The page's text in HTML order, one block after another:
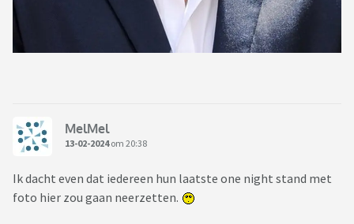
MelMel
13-02-2024om 20:38
Ik dacht even dat iedereen hun laatste one night stand met
foto hier zou gaan neerzetten.